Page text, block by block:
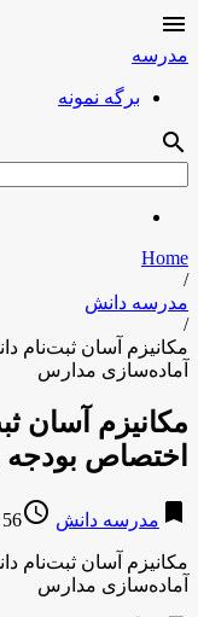

مدرسه
برگه نمونه
search
Home
/
مدرسه دانش
/
مکانیزم آسان ثبت‌نام
آماده‌سازی مدارس
مکانیزم آسان
اختصاص
bookmark مدرسه دانش access_time
56 years ago
مکانیزم آسان ثبت‌نام
آماده‌سازی مدارس